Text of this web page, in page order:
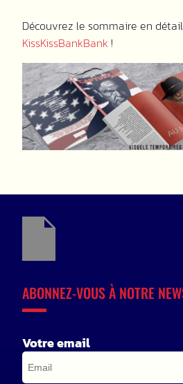
Découvrez le sommaire en
KissKissBankBank !
ABONNEZ-VOUS À NOTRE
Votre email